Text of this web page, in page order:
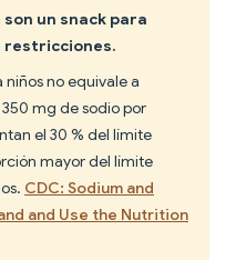
son un snack para
restricciones.
niños no equivale a
mg de sodio por
el 30 % del límite
mayor del límite
CDC: Sodium and
and Use the Nutrition